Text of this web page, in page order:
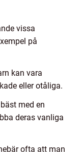
vissa
på
kan vara
eller otåliga.
med en
deras vanliga
ofta att man